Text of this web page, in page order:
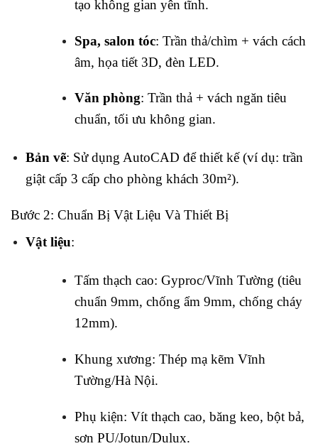
tạo không gian yên tĩnh.
Spa, salon tóc: Trần thả/chìm + vách cách
âm, họa tiết 3D, đèn LED.
Văn phòng: Trần thả + vách ngăn tiêu
chuẩn, tối ưu không gian.
Bản vẽ: Sử dụng AutoCAD để thiết kế (ví dụ: trần
giật cấp 3 cấp cho phòng khách 30m²).
Bước 2: Chuẩn Bị Vật Liệu Và Thiết Bị
Vật liệu:
Tấm thạch cao: Gyproc/Vĩnh Tường (tiêu
chuẩn 9mm, chống ẩm 9mm, chống cháy
12mm).
Khung xương: Thép mạ kẽm Vĩnh
Tường/Hà Nội.
Phụ kiện: Vít thạch cao, băng keo, bột bả,
sơn PU/Jotun/Dulux.